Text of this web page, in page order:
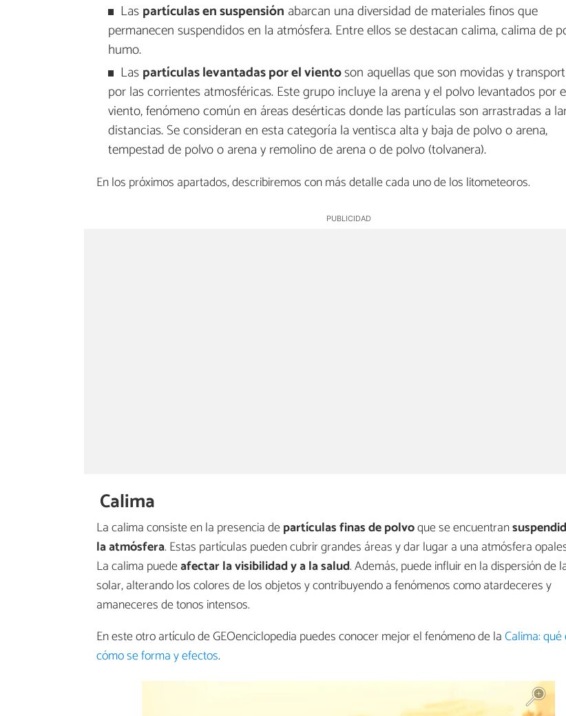
Laspartículas en suspensión abarcan una diversidad de materiales finos que
permanecen suspendidos en la atmósfera. Entre ellos se destacan calima, calima de
humo.
Laspartículas levantadas por el vientoson aquellas que son movidas y
por las corrientes atmosféricas. Este grupo incluye la arena y el polvo levantados por
viento, fenómeno común en áreas desérticas donde las partículas son arrastradas a
distancias. Se consideran en esta categoría la ventisca alta y baja de polvo o arena,
tempestad de polvo o arena y remolino de arena o de polvo (tolvanera).
En los próximos apartados, describiremos con más detalle cada uno de los litometeoros.
Calima
La calima consiste en la presencia departículas finas de polvoque se encuentran
la atmósfera. Estas partículas pueden cubrir grandes áreas y dar lugar a una atmósfera
La calima puedeafectar la visibilidad y a la salud. Además, puede influir en la dispersión de
solar, alterando los colores de los objetos y contribuyendo a fenómenos como atardeceres y
amaneceres de tonos intensos.
En este otro artículo de GEOenciclopedia puedes conocer mejor el fenómeno de laCalima: qué
cómo se forma y efectos.